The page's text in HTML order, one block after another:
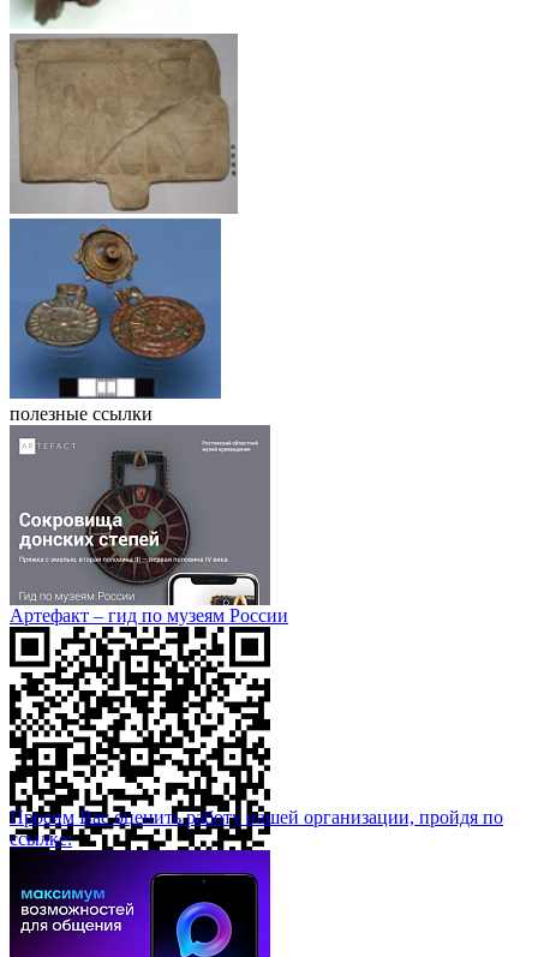
полезные ссылки
Артефакт – гид по музеям России
Просим Вас оценить работу нашей организации, пройдя по
ссылке: